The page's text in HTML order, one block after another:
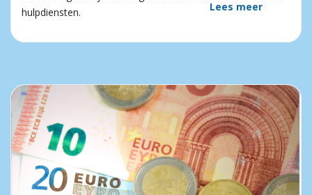
hulpdiensten.
Lees meer